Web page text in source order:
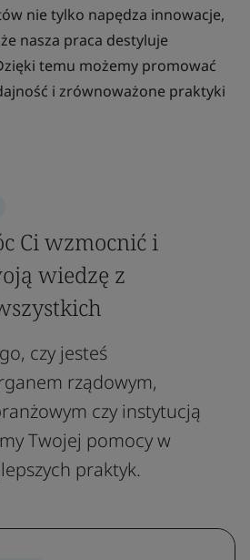
nie tylko napędza innowacje,
nasza praca destyluje
temu możemy promować
i zrównoważone praktyki
Ci wzmocnić i
wiedzę z
czy jesteś
rządowym,
czy instytucją
Twojej pomocy w
praktyk.